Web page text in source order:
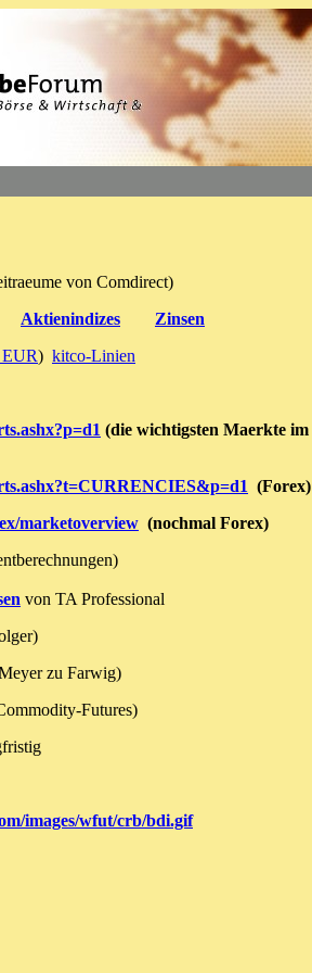
von Comdirect)
Aktienindizes
Zinsen
) kitco-Linien
(die wichtigsten Maerkte im
(Forex)
marketoverview (nochmal Forex)
von TA Professional
zu Farwig)
Futures)
images/wfut/crb/bdi.gif